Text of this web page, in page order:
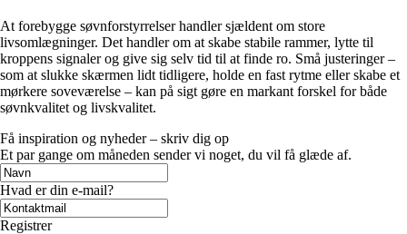
At forebygge søvnforstyrrelser handler sjældent om store
livsomlægninger. Det handler om at skabe stabile rammer, lytte til
kroppens signaler og give sig selv tid til at finde ro. Små justeringer –
som at slukke skærmen lidt tidligere, holde en fast rytme eller skabe et
mørkere soveværelse – kan på sigt gøre en markant forskel for både
søvnkvalitet og livskvalitet.
Få inspiration og nyheder – skriv dig op
Et par gange om måneden sender vi noget, du vil få glæde af.
Hvad er din e-mail?
Registrer